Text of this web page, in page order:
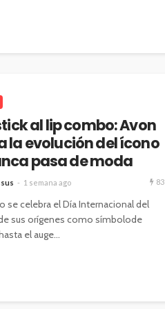
al lip combo: Avon
la evolución del ícono
pasa de moda
1 semana ago 83
se celebra el Día Internacional del
sus orígenes como símbolode
el auge...